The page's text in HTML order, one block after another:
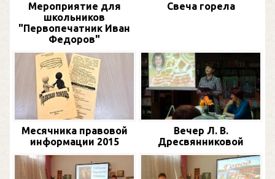
Мероприятие для
школьников
"Первопечатник Иван
Федоров"
Свеча горела
Месячника правовой
информации 2015
Вечер Л. В.
Дресвянниковой